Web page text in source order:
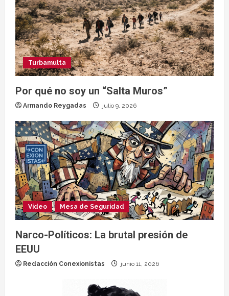
Turbamulta
Por qué no soy un “Salta Muros”
Armando Reygadas julio 9, 2026
Video Mesa de Seguridad
Narco-Políticos: La brutal presión de
EEUU
Redacción Conexionistas junio 11, 2026